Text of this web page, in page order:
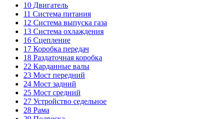
10 Двигатель
11 Система питания
12 Система выпуска газа
13 Система охлаждения
16 Сцепление
17 Коробка передач
18 Раздаточная коробка
22 Карданные валы
23 Мост передний
24 Мост задний
25 Мост средний
27 Устройство седельное
28 Рама